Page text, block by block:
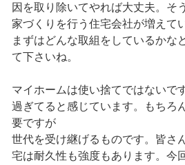
因を取り除いてやれば大丈夫。そ
家づくりを行う住宅会社が増えて
まずはどんな取組をしているかな
て下さいね。
マイホームは使い捨てではないで
過ぎてると感じています。もちろ
要ですが
世代を受け継げるものです。皆さ
宅は耐久性も強度もあります。今